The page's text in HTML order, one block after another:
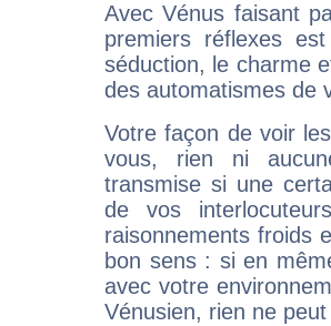
Avec Vénus faisant
premiers réflexes
séduction, le charme
des automatismes de
Votre façon de voir
vous, rien ni
transmise si une
de vos
raisonnements froids
bon sens : si en
avec votre
Vénusien, rien ne